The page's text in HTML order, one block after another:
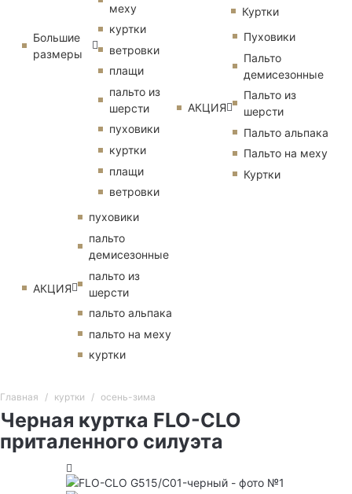
Большие
размеры
меху
куртки
ветровки
плащи
пальто из
шерсти
пуховики
куртки
плащи
ветровки
АКЦИЯ
пуховики
пальто
демисезонные
пальто из
шерсти
пальто альпака
пальто на меху
куртки
Куртки
АКЦИЯ
Пуховики
Пальто
демисезонные
Пальто из
шерсти
Пальто альпака
Пальто на меху
Куртки
Главная куртки осень-зима
Черная куртка FLO-CLO
приталенного силуэта